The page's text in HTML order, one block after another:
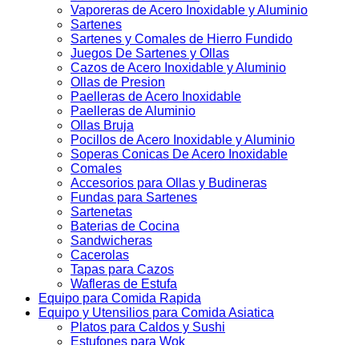
Vaporeras de Acero Inoxidable y Aluminio
Sartenes
Sartenes y Comales de Hierro Fundido
Juegos De Sartenes y Ollas
Cazos de Acero Inoxidable y Aluminio
Ollas de Presion
Paelleras de Acero Inoxidable
Paelleras de Aluminio
Ollas Bruja
Pocillos de Acero Inoxidable y Aluminio
Soperas Conicas De Acero Inoxidable
Comales
Accesorios para Ollas y Budineras
Fundas para Sartenes
Sartenetas
Baterias de Cocina
Sandwicheras
Cacerolas
Tapas para Cazos
Wafleras de Estufa
Equipo para Comida Rapida
Equipo y Utensilios para Comida Asiatica
Platos para Caldos y Sushi
Estufones para Wok